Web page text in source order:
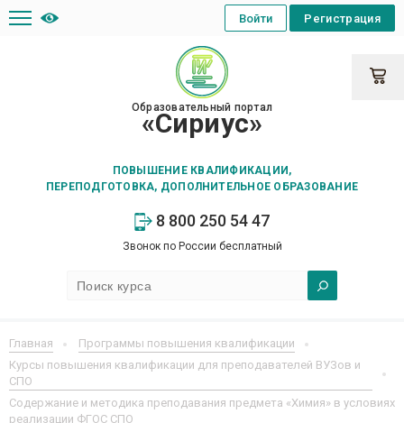
Образовательный портал
«Сириус»
ПОВЫШЕНИЕ КВАЛИФИКАЦИИ,
ПЕРЕПОДГОТОВКА, ДОПОЛНИТЕЛЬНОЕ ОБРАЗОВАНИЕ
8 800 250 54 47
Звонок по России бесплатный
Регистрация
Войти
Главная
Программы повышения квалификации
Курсы повышения квалификации для преподавателей ВУЗов и
СПО
Содержание и методика преподавания предмета «Химия» в условиях
реализации ФГОС СПО